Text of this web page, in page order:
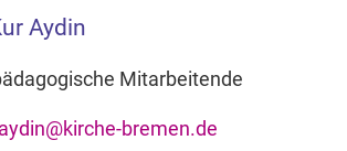
Aydin
Mitarbeitende
bremen.de